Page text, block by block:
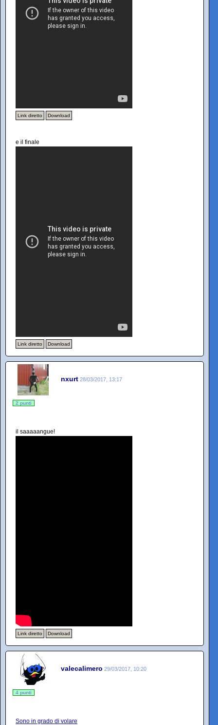
Link diretto Download
e il finale
Link diretto Download
nxurt 28/03/2017, 13:17
2 punti
il saaaaangue!
Link diretto Download
valecalimero 29/03/2017, 10:20
4 punti
Sono in grado di volare